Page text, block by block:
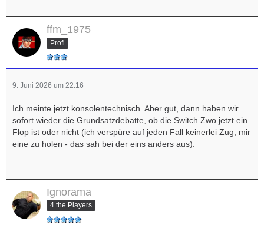
ffm_1975
Profi
9. Juni 2026 um 22:16
Ich meinte jetzt konsolentechnisch. Aber gut, dann haben wir
sofort wieder die Grundsatzdebatte, ob die Switch Zwo jetzt ein
Flop ist oder nicht (ich verspüre auf jeden Fall keinerlei Zug, mir
eine zu holen - das sah bei der eins anders aus).
Ignorama
4 the Players